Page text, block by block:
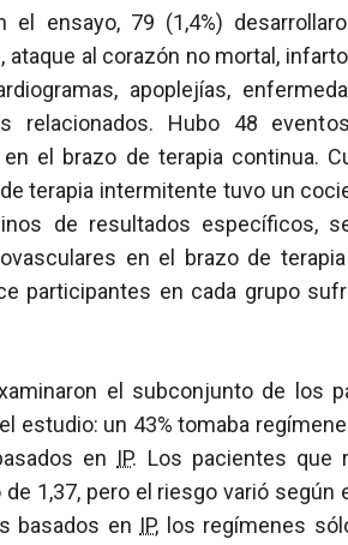
el ensayo, 79 (1,4%)
al corazón no mortal,
apoplejías,
relacionados. Hubo 48
el brazo de terapia continua.
terapia intermitente tuvo un
de resultados específicos,
en el brazo de
participantes en cada grupo
el subconjunto de los
estudio: un 43% tomaba
en IP. Los pacientes que
1,37, pero el riesgo varió según
basados en IP, los regímenes